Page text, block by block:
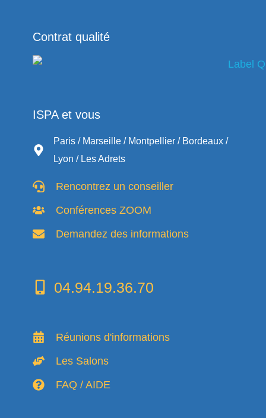
Contrat qualité
ISPA et vous
Paris / Marseille / Montpellier / Bordeaux /
Lyon / Les Adrets
Rencontrez un conseiller
Conférences ZOOM
Demandez des informations
04.94.19.36.70
Réunions d'informations
Les Salons
FAQ / AIDE